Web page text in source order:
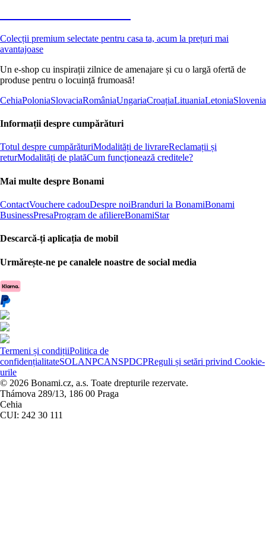
Colecții premium selectate pentru casa ta, acum la prețuri mai
avantajoase
Un e-shop cu inspirații zilnice de amenajare și cu o largă ofertă de
produse pentru o locuință frumoasă!
CehiaPoloniaSlovaciaRomâniaUngariaCroațiaLituaniaLetoniaSlovenia
Informații despre cumpărături
Totul despre cumpărăturiModalități de livrareReclamații și
returModalități de platăCum funcționează creditele?
Mai multe despre Bonami
ContactVouchere cadouDespre noiBranduri la BonamiBonami
BusinessPresaProgram de afiliereBonamiStar
Descarcă-ți aplicația de mobil
Urmărește-ne pe canalele noastre de social media
Termeni și condițiiPolitica de
confidențialitateSOLANPCANSPDCPReguli și setări privind Cookie-
urile
© 2026 Bonami.cz, a.s. Toate drepturile rezervate.
Thámova 289/13, 186 00 Praga
Cehia
CUI: 242 30 111